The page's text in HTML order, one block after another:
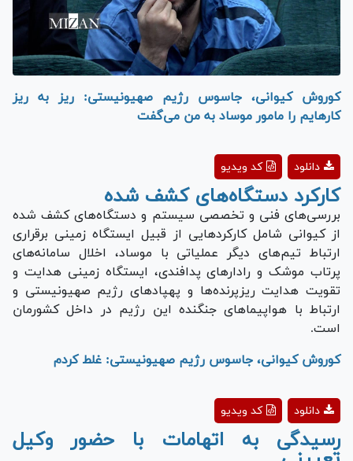
کوروش کیوانی، جاسوس رژیم صهیونیستی: ریز به ریز
کارهایم را مامور موساد به من می‌گفت
Play
Video
کد ویدیو دانلود
کارکرد دستگاه‌های کشف شده
بررسی‌های فنی و تخصصی سیستم و دستگاه‌های کشف شده
از کیوانی شامل کارکرد‌هایی از قبیل ایستگاه زمینی برقراری
ارتباط تیم‌های دیگر عملیاتی با موساد، اخلال سامانه‌های
پرتاب موشک و رادار‌های پدافندی، ایستگاه زمینی هدایت و
تقویت هدایت ریزپرنده‌ها و پهپاد‌های رژیم صهیونیستی و
ارتباط با هواپیما‌های جنگنده این رژیم در داخل کشورمان
است.
کوروش کیوانی، جاسوس رژیم صهیونیستی: غلط کردم
Play
Video
کد ویدیو دانلود
رسیدگی به اتهامات با حضور وکیل